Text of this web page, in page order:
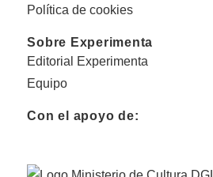
Política de cookies
Sobre Experimenta
Editorial Experimenta
Equipo
Con el apoyo de: